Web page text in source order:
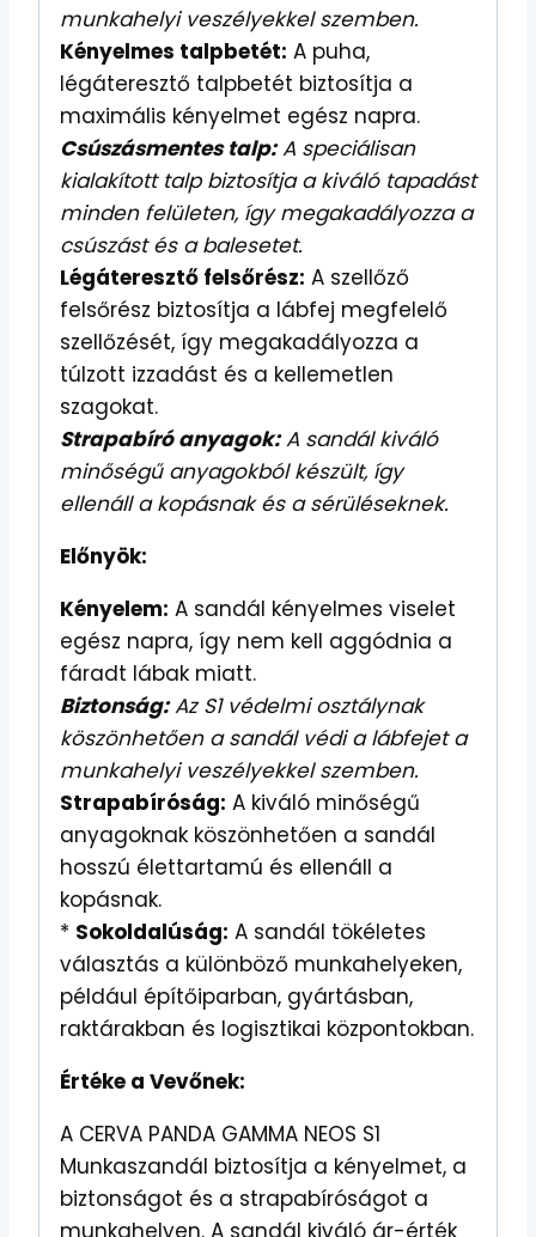
munkahelyi veszélyekkel szemben.
Kényelmes talpbetét: A puha,
légáteresztő talpbetét biztosítja a
maximális kényelmet egész napra.
Csúszásmentes talp:A speciálisan
kialakított talp biztosítja a kiváló tapadást
minden felületen, így megakadályozza a
csúszást és a balesetet.
Légáteresztő felsőrész: A szellőző
felsőrész biztosítja a lábfej megfelelő
szellőzését, így megakadályozza a
túlzott izzadást és a kellemetlen
szagokat.
Strapabíró anyagok:A sandál kiváló
minőségű anyagokból készült, így
ellenáll a kopásnak és a sérüléseknek.
Előnyök:
Kényelem: A sandál kényelmes viselet
egész napra, így nem kell aggódnia a
fáradt lábak miatt.
Biztonság:Az S1 védelmi osztálynak
köszönhetően a sandál védi a lábfejet a
munkahelyi veszélyekkel szemben.
Strapabíróság: A kiváló minőségű
anyagoknak köszönhetően a sandál
hosszú élettartamú és ellenáll a
kopásnak.
* Sokoldalúság: A sandál tökéletes
választás a különböző munkahelyeken,
például építőiparban, gyártásban,
raktárakban és logisztikai központokban.
Értéke a Vevőnek:
A CERVA PANDA GAMMA NEOS S1
Munkaszandál biztosítja a kényelmet, a
biztonságot és a strapabíróságot a
munkahelyen. A sandál kiváló ár-érték